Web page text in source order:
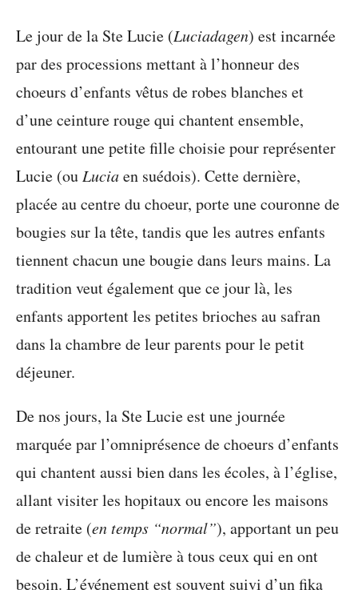
Le jour de la Ste Lucie (Luciadagen) est incarnée
par des processions mettant à l’honneur des
choeurs d’enfants vêtus de robes blanches et
d’une ceinture rouge qui chantent ensemble,
entourant une petite fille choisie pour représenter
Lucie (ouLuciaen suédois). Cette dernière,
placée au centre du choeur, porte une couronne de
bougies sur la tête, tandis que les autres enfants
tiennent chacun une bougie dans leurs mains. La
tradition veut également que ce jour là, les
enfants apportent les petites brioches au safran
dans la chambre de leur parents pour le petit
déjeuner.
De nos jours, la Ste Lucie est une journée
marquée par l’omniprésence de choeurs d’enfants
qui chantent aussi bien dans les écoles, à l’église,
allant visiter les hopitaux ou encore les maisons
de retraite (en temps “normal”), apportant un peu
de chaleur et de lumière à tous ceux qui en ont
besoin. L’événement est souvent suivi d’un fika